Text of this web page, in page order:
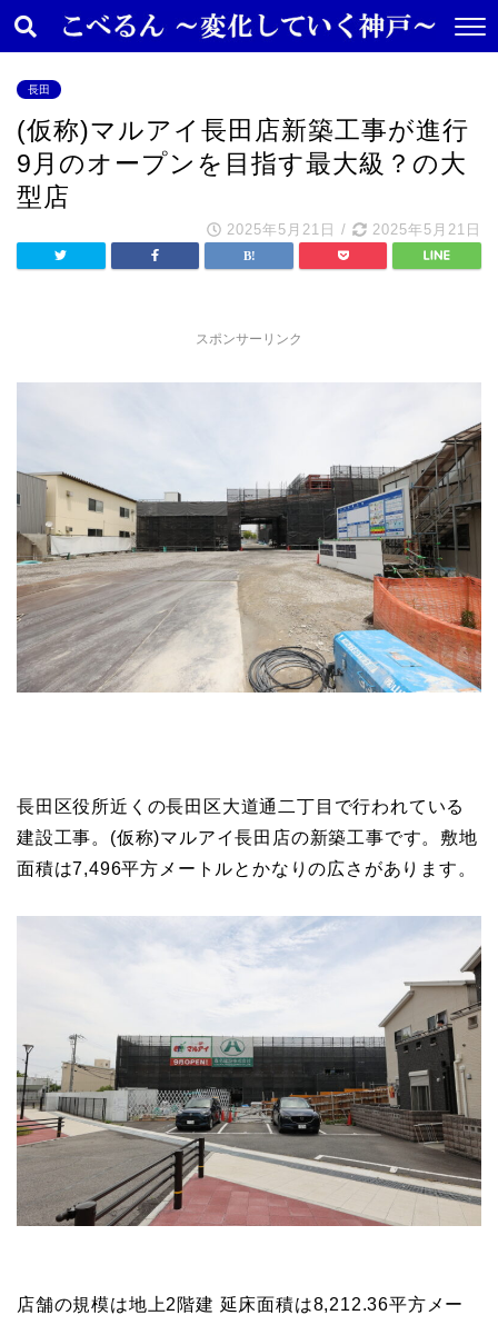
長田
(仮称)マルアイ長田店新築工事が進行
9月のオープンを目指す最大級？の大
型店
2025年5月21日 / 2025年5月21日
スポンサーリンク
長田区役所近くの長田区大道通二丁目で行われている
建設工事。(仮称)マルアイ長田店の新築工事です。敷地
面積は7,496平方メートルとかなりの広さがあります。
店舗の規模は地上2階建 延床面積は8,212.36平方メー